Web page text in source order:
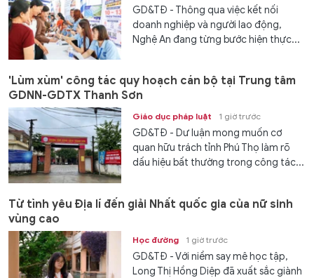
GD&TĐ - Thông qua việc kết nối
doanh nghiệp và người lao động,
Nghệ An đang từng bước hiện thực...
'Lùm xùm' công tác quy hoạch cán bộ tại Trung tâm
GDNN-GDTX Thanh Sơn
Giáo dục pháp luật 1 giờ trước
GD&TĐ - Dư luận mong muốn cơ
quan hữu trách tỉnh Phú Thọ làm rõ
dấu hiệu bất thường trong công tác...
Từ tình yêu Địa lí đến giải Nhất quốc gia của nữ sinh
vùng cao
Học đường 1 giờ trước
GD&TĐ - Với niềm say mê học tập,
Long Thị Hồng Diệp đã xuất sắc giành